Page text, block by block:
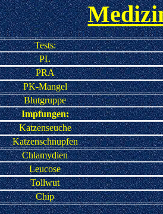
Tests:
PL
PRA
PK-Mangel
Blutgruppe
Impfungen:
Katzenseuche
Katzenschnupfen
Chlamydien
Leucose
Tollwut
Chip